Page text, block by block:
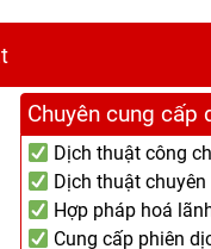
Chuyên cung cấp
Dịch thuật công
Dịch thuật chuyên
Hợp pháp hoá
Cung cấp phiên